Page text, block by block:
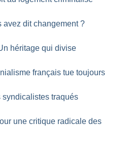
avez dit changement ?
héritage qui divise
français tue toujours
syndicalistes traqués
une critique radicale des